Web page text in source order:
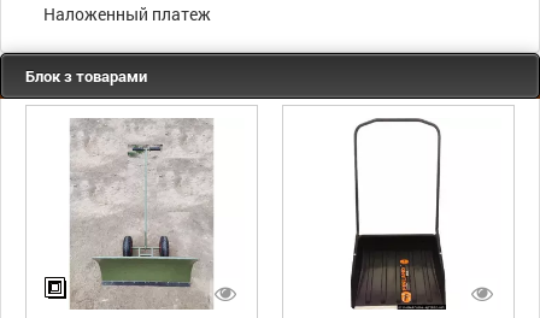
Наложенный платеж
Блок з товарами